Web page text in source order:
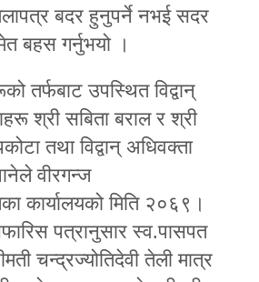
बदर हुनुपर्ने नभई सदर
बहस गर्नुभयो ।
तर्फबाट उपस्थित विद्वान्‌
श्री सबिता बराल र श्री
तथा विद्वान्‌ अधिवक्ता
वीरगन्ज
कार्यालयको मिति २०६९।
पत्रानुसार स्व.पासपत
चन्द्रज्योतिदेवी तेली मात्र